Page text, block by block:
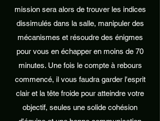
mission sera alors de trouver les indices
dissimulés dans la salle, manipuler des
mécanismes et résoudre des énigmes
pour vous en échapper en moins de 70
minutes. Une fois le compte à rebours
commencé, il vous faudra garder l'esprit
clair et la tête froide pour atteindre votre
objectif, seules une solide cohésion